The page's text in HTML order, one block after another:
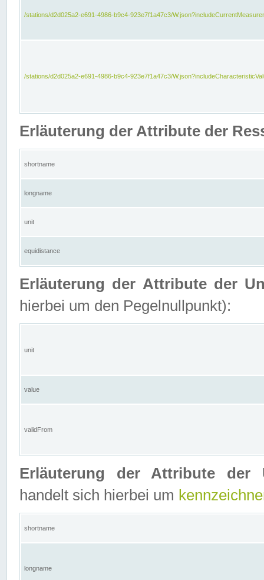
/stations/d2d025a2-e691-4986-b9c4-923e7f1a47c3/
/stations/d2d025a2-e691-4986-b9c4-923e7f1a47c3/
Erläuterung der Attribute der
shortname
longname
unit
equidistance
Erläuterung der Attribute der
hierbei um den Pegelnullpunkt):
unit
value
validFrom
Erläuterung der Attribute der
handelt sich hierbei um
shortname
longname